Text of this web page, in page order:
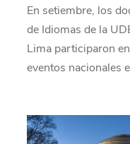
En setiembre, los
de Idiomas de la
Lima participaron
eventos nacionales